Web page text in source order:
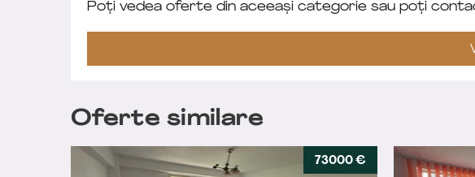
Poți vedea oferte din aceeași categorie sau poți
Oferte similare
73000 €